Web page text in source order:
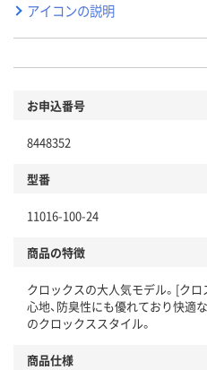
アイコンの説明
お申込番号
8448352
型番
11016-100-24
商品の特徴
クロックスの大人気モデル。[ク
心地、防臭性にも優れており快適
のクロックススタイル。
商品仕様